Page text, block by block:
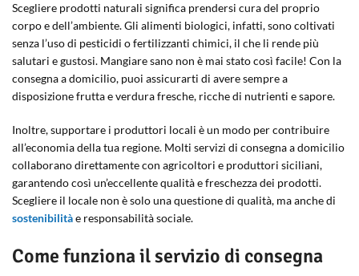
Scegliere prodotti naturali significa prendersi cura del proprio
corpo e dell’ambiente. Gli alimenti biologici, infatti, sono coltivati
senza l’uso di pesticidi o fertilizzanti chimici, il che li rende più
salutari e gustosi. Mangiare sano non è mai stato così facile! Con la
consegna a domicilio, puoi assicurarti di avere sempre a
disposizione frutta e verdura fresche, ricche di nutrienti e sapore.
Inoltre, supportare i produttori locali è un modo per contribuire
all’economia della tua regione. Molti servizi di consegna a domicilio
collaborano direttamente con agricoltori e produttori siciliani,
garantendo così un’eccellente qualità e freschezza dei prodotti.
Scegliere il locale non è solo una questione di qualità, ma anche di
sostenibilitàe responsabilità sociale.
Come funziona il servizio di consegna